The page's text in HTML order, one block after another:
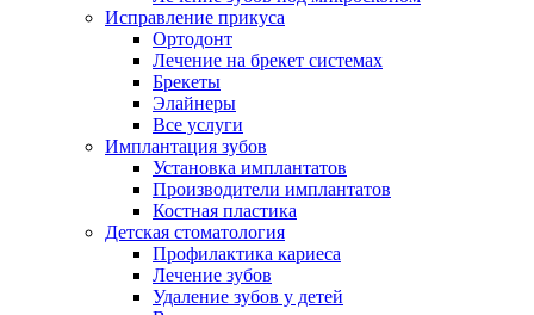
Исправление прикуса
Ортодонт
Лечение на брекет системах
Брекеты
Элайнеры
Все услуги
Имплантация зубов
Установка имплантатов
Производители имплантатов
Костная пластика
Детская стоматология
Профилактика кариеса
Лечение зубов
Удаление зубов у детей